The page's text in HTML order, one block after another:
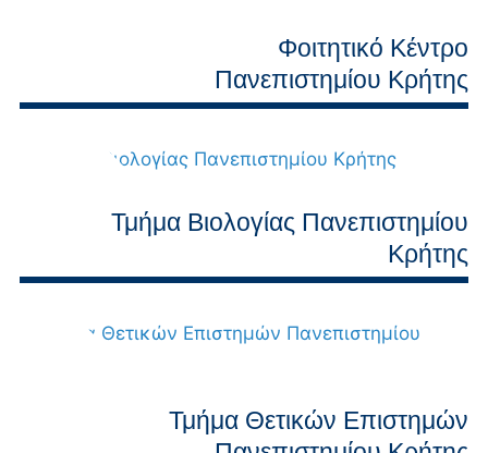
Φοιτητικό Κέντρο
Πανεπιστημίου Κρήτης
Τμήμα Βιολογίας Πανεπιστημίου
Κρήτης
Τμήμα Θετικών Επιστημών